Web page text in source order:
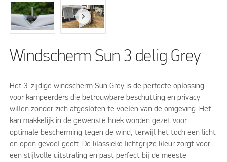
Windscherm Sun 3 delig Grey
Het 3-zijdige windscherm Sun Grey is de perfecte oplossing
voor kampeerders die betrouwbare beschutting en privacy
willen zonder zich afgesloten te voelen van de omgeving. Het
kan makkelijk in de gewenste hoek worden gezet voor
optimale bescherming tegen de wind, terwijl het toch een licht
en open gevoel geeft. De klassieke lichtgrijze kleur zorgt voor
een stijlvolle uitstraling en past perfect bij de meeste